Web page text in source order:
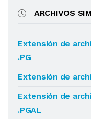
ARCHIVOS
Extensión de
.PG
Extensión de
Extensión de
.PGAL